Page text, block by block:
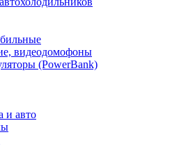
видеодомофоны
(PowerBank)
и авто